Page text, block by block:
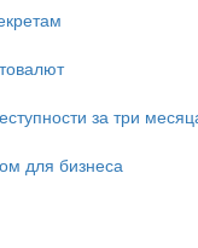
за три
для бизнеса